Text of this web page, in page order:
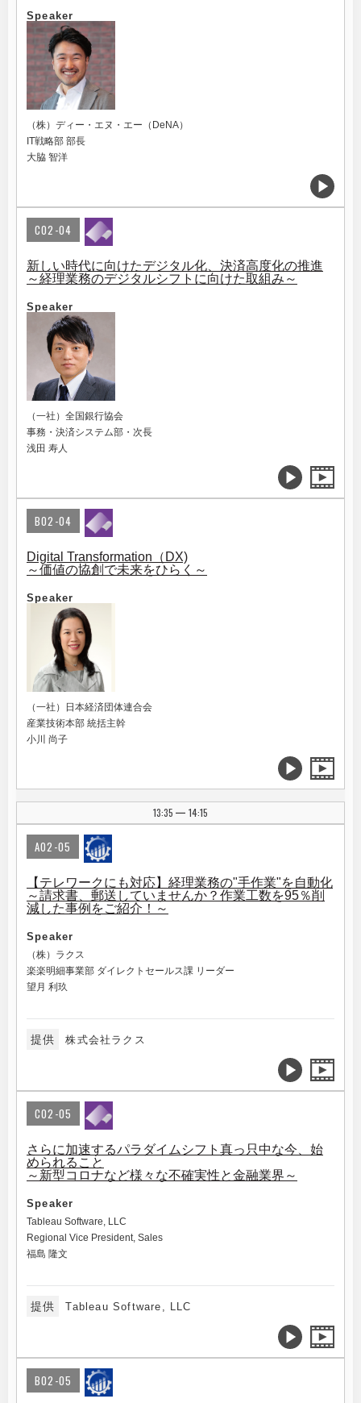
Speaker
（株）ディー・エヌ・エー（DeNA）
IT戦略部 部長
大脇 智洋
C02-04
新しい時代に向けたデジタル化、決済高度化の推進
～経理業務のデジタルシフトに向けた取組み～
Speaker
（一社）全国銀行協会
事務・決済システム部・次長
浅田 寿人
B02-04
Digital Transformation（DX)
～価値の協創で未来をひらく～
Speaker
（一社）日本経済団体連合会
産業技術本部 統括主幹
小川 尚子
13:35 | 14:15
A02-05
【テレワークにも対応】経理業務の"手作業"を自動化
～請求書、郵送していませんか？作業工数を95％削
減した事例をご紹介！～
Speaker
（株）ラクス
楽楽明細事業部 ダイレクトセールス課 リーダー
望月 利玖
提供 株式会社ラクス
C02-05
さらに加速するパラダイムシフト真っ只中な今、始
められること
～新型コロナなど様々な不確実性と金融業界～
Speaker
Tableau Software, LLC
Regional Vice President, Sales
福島 隆文
提供 Tableau Software, LLC
B02-05